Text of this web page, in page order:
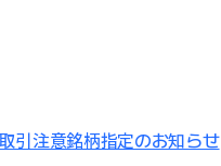
引注意銘柄指定のお知らせ